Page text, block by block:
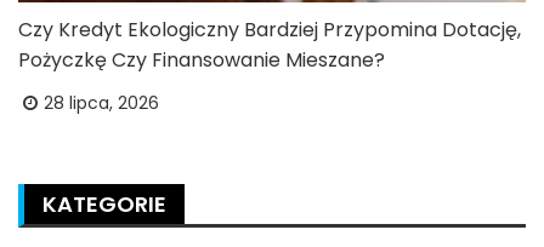
Czy Kredyt Ekologiczny Bardziej Przypomina Dotację,
Pożyczkę Czy Finansowanie Mieszane?
28 lipca, 2026
KATEGORIE